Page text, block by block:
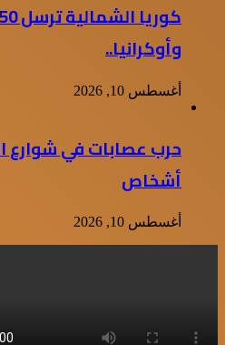
وأوكرانيا..
أغسطس 10, 2026
أشخاص
أغسطس 10, 2026